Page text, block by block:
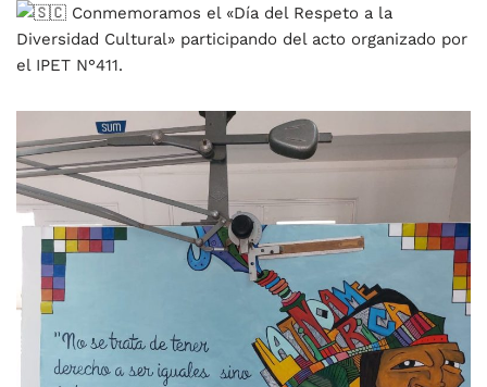
Conmemoramos el «Día del Respeto a la
Diversidad Cultural» participando del acto organizado por
el IPET N°411.